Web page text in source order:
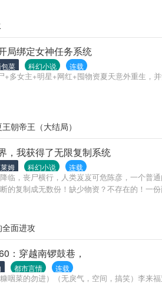
局绑定女神任务系统
菜 科幻小说 连载
+多女主+明星+网红+囤物资夏天意外重生，
朝帝王（大结局）
，我获得了无限复制系统
姆 科幻小说 连载
临，丧尸横行，人类岌岌可危陈彦，一个普
的复制成无数份！缺少物资？不存在的！一
面进攻
：穿越南锣鼓巷，
都市言情 连载
糠咽菜的勿进）（无戾气，空间，搞笑）李